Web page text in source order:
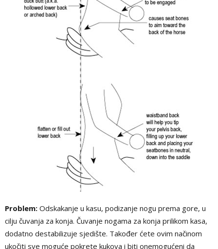
Problem: Odskakanje u kasu, podizanje nogu prema gore, u
cilju čuvanja za konja. Čuvanje nogama za konja prilikom kasa,
dodatno destabilizuje sjedište. Također ćete ovim načinom
ukočiti sve moguće pokrete kukova i biti onemogućeni da